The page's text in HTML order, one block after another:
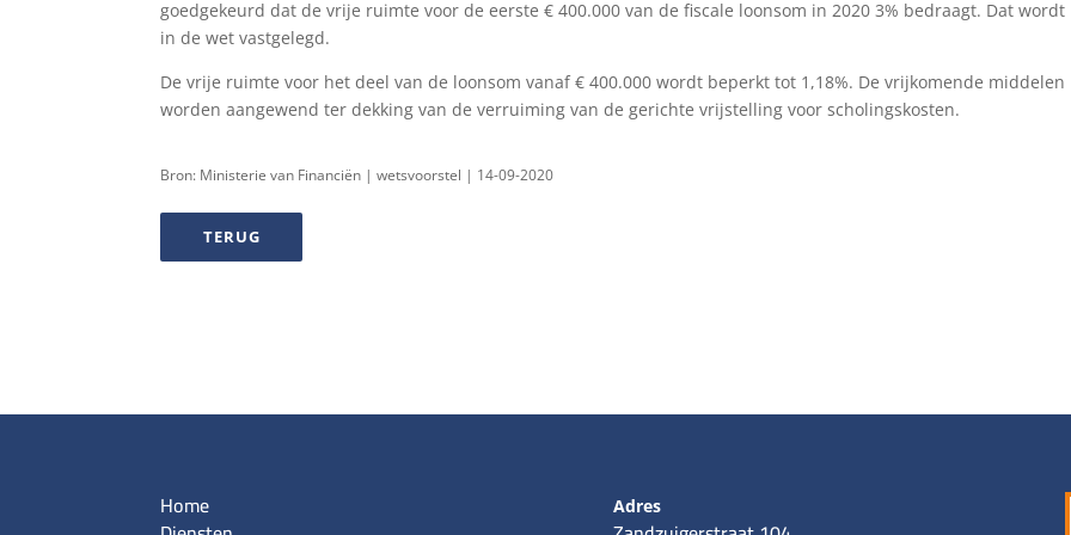
goedgekeurd dat de vrije ruimte voor de eerste € 400.000 van de fiscale loonsom in 2020 3% bedraagt. Dat wordt
in de wet vastgelegd.
De vrije ruimte voor het deel van de loonsom vanaf € 400.000 wordt beperkt tot 1,18%. De vrijkomende middelen
worden aangewend ter dekking van de verruiming van de gerichte vrijstelling voor scholingskosten.
Bron: Ministerie van Financiën | wetsvoorstel | 14-09-2020
TERUG
Home Adres